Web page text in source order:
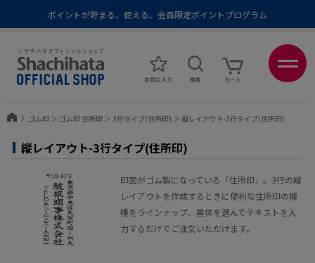
ポイントが貯まる、使える、会員限定ポイントプログラム
メール便1,500円以上 / 宅配便3,500円以上のお買い物で送料無料
あなたに最適なスタンプをシヤチハタがレコメンド
〉 ゴム印＞ ゴム印 住所印＞ 3行タイプ(住所印) ＞ 縦レイアウト-3行タイプ(住所印)
縦レイアウト-3行タイプ(住所印)
印面がゴム製になっている「住所印」。3行の縦
レイアウトを作成するときに便利な住所印の機
種をラインナップ。書体を選んでテキストを入
力するだけでご注文いただけます。